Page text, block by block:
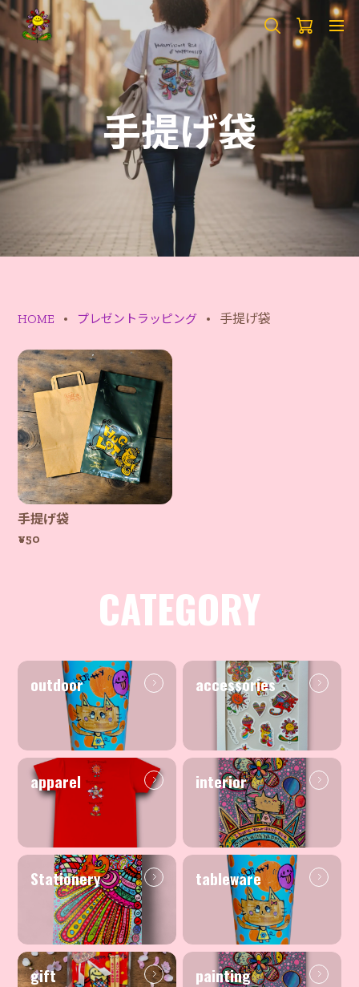
手提げ袋
HOME プレゼントラッピング 手提げ袋
手提げ袋
¥50
CATEGORY
outdoor accessories
apparel interior
Stationery tableware
gift painting